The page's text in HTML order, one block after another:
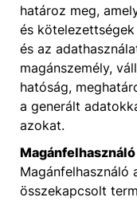
határoz meg,
és
és az
magánszemély,
hatóság,
a generált
azokat.
Magánfelhasználó
Magánfelhasználó
összekapcsolt